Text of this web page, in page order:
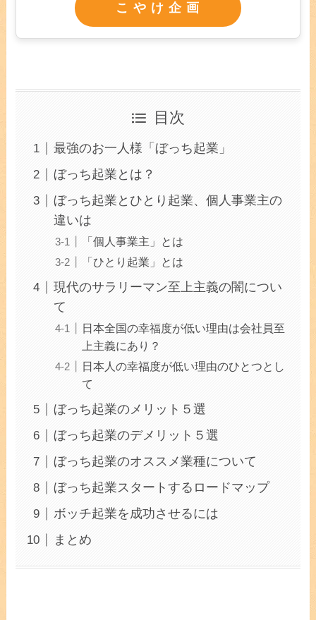
こ や け 企 画
目次
最強のお一人様「ぼっち起業」
ぼっち起業とは？
ぼっち起業とひとり起業、個人事業主の
違いは
「個人事業主」とは
「ひとり起業」とは
現代のサラリーマン至上主義の闇につい
て
日本全国の幸福度が低い理由は会社員至
上主義にあり？
日本人の幸福度が低い理由のひとつとし
て
ぼっち起業のメリット５選
ぼっち起業のデメリット５選
ぼっち起業のオススメ業種について
ぼっち起業スタートするロードマップ
ボッチ起業を成功させるには
まとめ